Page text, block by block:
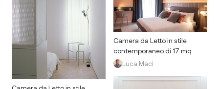
Camera da Letto in stile
contemporaneo di 17 mq
Luca Maci